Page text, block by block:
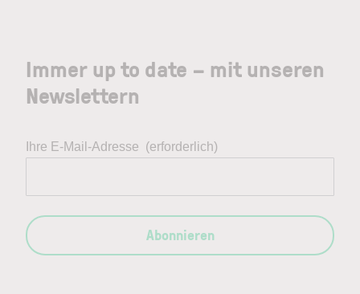
Immer up to date – mit unseren
Newslettern
Ihre E-Mail-Adresse (erforderlich)
Abonnieren